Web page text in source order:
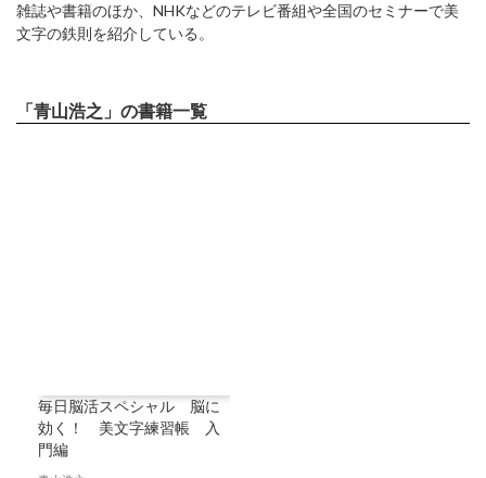
雑誌や書籍のほか、NHKなどのテレビ番組や全国のセミナーで美
文字の鉄則を紹介している。
「青山浩之」の書籍一覧
毎日脳活スペシャル 脳に
効く！ 美文字練習帳 入
門編